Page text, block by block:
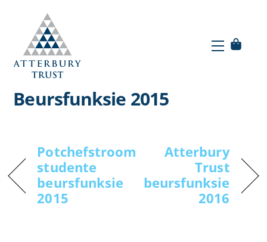
content
Menu
Atterbury Trust
Beursfunksie 2015
Potchefstroom
studente
beursfunksie
2015
Atterbury
Trust
beursfunksie
2016